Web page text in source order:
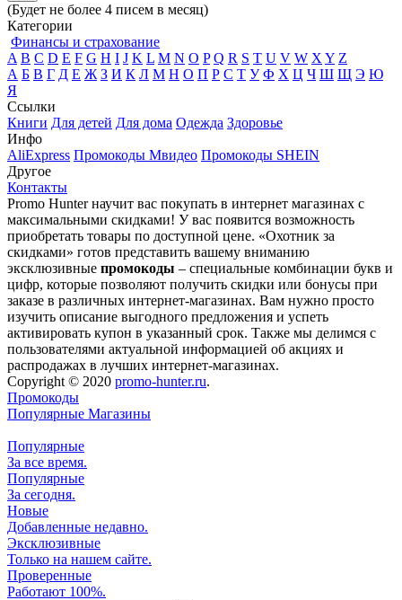
(Будет не более 4 писем в месяц)
Категории
Финансы и страхование
A B C D E F G H I J K L M N O P Q R S T U V W X Y Z
А Б В Г Д Е Ж З И К Л М Н О П Р С Т У Ф Х Ц Ч Ш Щ Э Ю
Я
Ссылки
Книги Для детей Для дома Одежда Здоровье
Инфо
AliExpress Промокоды Мвидео Промокоды SHEIN
Другое
Контакты
Promo Hunter научит вас покупать в интернет магазинах с
максимальными скидками! У вас появится возможность
приобретать товары по доступной цене. «Охотник за
скидками» готов представить вашему вниманию
эксклюзивные промокоды – специальные комбинации букв и
цифр, которые позволяют получить скидки или бонусы при
заказе в различных интернет-магазинах. Вам нужно просто
изучить описание выгодного предложения и успеть
активировать купон в указанный срок. Также мы делимся с
пользователями актуальной информацией об акциях и
распродажах в лучших интернет-магазинах.
Copyright © 2020 promo-hunter.ru.
Промокоды
Популярные Магазины
Популярные
За все время.
Популярные
За сегодня.
Новые
Добавленные недавно.
Эксклюзивные
Только на нашем сайте.
Проверенные
Работают 100%.